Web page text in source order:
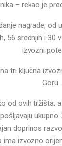
– rekao je
nagrade, od
56 srednjih i
izvozni
tri ključna
Goru.
od ovih tržišta,
doprinos
izvozno